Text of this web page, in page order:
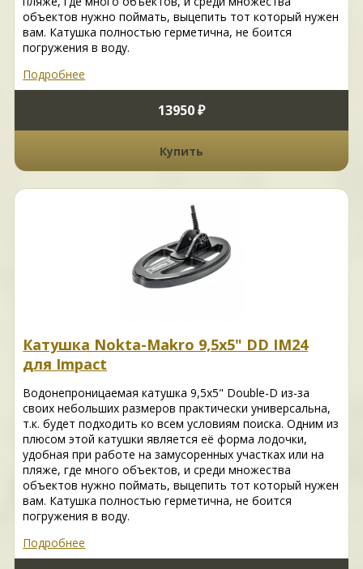
объектов нужно поймать, выцепить тот который нужен
вам. Катушка полностью герметична, не боится
погружения в воду.
Подробнее
13950 ₽
Купить
Катушка Nokta-Makro 9,5x5" DD IM24
для Impact
Водонепроницаемая катушка 9,5x5" Double-D из-за
своих небольших размеров практически универсальна,
т.к. будет подходить ко всем условиям поиска. Одним из
плюсом этой катушки является её форма лодочки,
удобная при работе на замусоренных участках или на
пляже, где много объектов, и среди множества
объектов нужно поймать, выцепить тот который нужен
вам. Катушка полностью герметична, не боится
погружения в воду.
Подробнее